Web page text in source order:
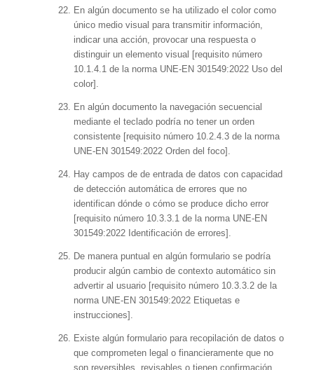
En algún documento se ha utilizado el color como
único medio visual para transmitir información,
indicar una acción, provocar una respuesta o
distinguir un elemento visual [requisito número
10.1.4.1 de la norma UNE-EN 301549:2022 Uso del
color].
En algún documento la navegación secuencial
mediante el teclado podría no tener un orden
consistente [requisito número 10.2.4.3 de la norma
UNE-EN 301549:2022 Orden del foco].
Hay campos de de entrada de datos con capacidad
de detección automática de errores que no
identifican dónde o cómo se produce dicho error
[requisito número 10.3.3.1 de la norma UNE-EN
301549:2022 Identificación de errores].
De manera puntual en algún formulario se podría
producir algún cambio de contexto automático sin
advertir al usuario [requisito número 10.3.3.2 de la
norma UNE-EN 301549:2022 Etiquetas e
instrucciones].
Existe algún formulario para recopilación de datos o
que comprometen legal o financieramente que no
son reversibles, revisables o tienen confirmación